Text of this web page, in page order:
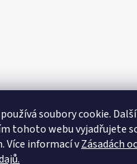
soubory cookie.
tohoto webu vyjadřujete
Více informací vZásadách